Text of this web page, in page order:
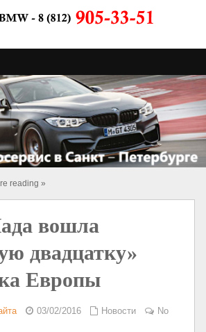
reading »
вошла
двадцатку»
Европы
03/02/2016 Новости
No